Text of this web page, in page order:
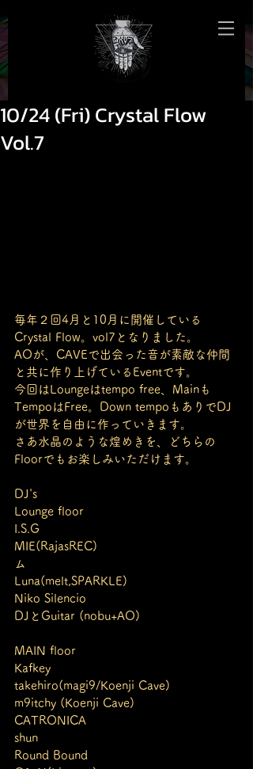
10/24 (Fri) Crystal Flow
Vol.7
毎年２回4月と10月に開催している
Crystal Flow。vol7となりました。
AOが、CAVEで出会った音が素敵な仲間
と共に作り上げているEventです。
今回はLoungeはtempo free、Mainも
TempoはFree。Down tempoもありでDJ
が世界を自由に作っていきます。
さあ水晶のような煌めきを、どちらの
Floorでもお楽しみいただけます。
DJ's
Lounge floor
I.S.G
MIE(RajasREC)
ム
Luna(melt,SPARKLE)
Niko Silencio
DJとGuitar (nobu+AO)
MAIN floor
Kafkey
takehiro(magi9/Koenji Cave)
m9itchy (Koenji Cave)
CATRONICA
shun
Round Bound